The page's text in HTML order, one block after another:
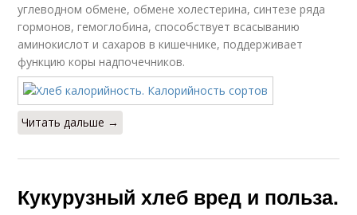
углеводном обмене, обмене холестерина, синтезе ряда
гормонов, гемоглобина, способствует всасыванию
аминокислот и сахаров в кишечнике, поддерживает
функцию коры надпочечников.
Читать дальше →
Кукурузный хлеб вред и польза.